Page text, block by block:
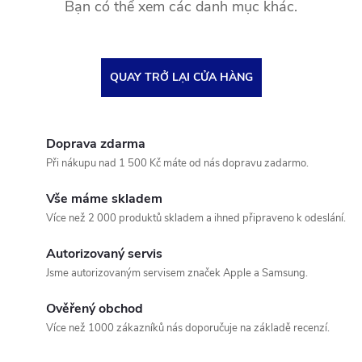
Bạn có thể xem các danh mục khác.
QUAY TRỞ LẠI CỬA HÀNG
Doprava zdarma
Při nákupu nad 1 500 Kč máte od nás dopravu zadarmo.
Vše máme skladem
Více než 2 000 produktů skladem a ihned připraveno k odeslání.
Autorizovaný servis
Jsme autorizovaným servisem značek Apple a Samsung.
Ověřený obchod
Více než 1000 zákazníků nás doporučuje na základě recenzí.